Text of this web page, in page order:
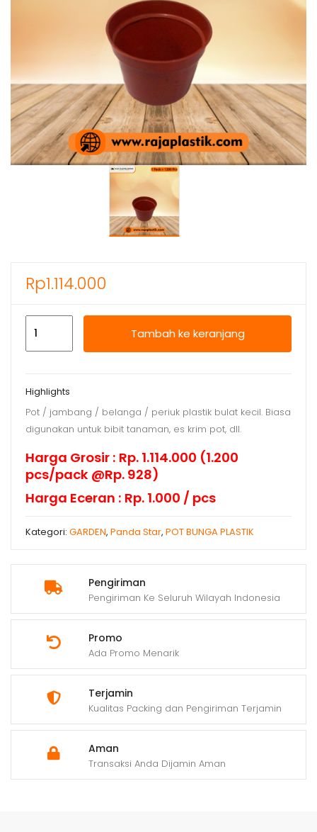
Pengiriman
Pengiriman Ke Seluruh Wilayah Indonesia
Promo
Ada Promo Menarik
Terjamin
Kualitas Packing dan Pengiriman Terjamin
Aman
Transaksi Anda Dijamin Aman
Rp1.114.000
No.
3
Merah
Bata
Tambah ke keranjang
Highlights
Pot / jambang / belanga / periuk plastik bulat kecil. Biasa
digunakan untuk bibit tanaman, es krim pot, dll.
Harga Grosir : Rp. 1.114.000 (1.200
pcs/pack @Rp. 928)
Harga Eceran : Rp. 1.000 / pcs
Kategori: GARDEN, Panda Star, POT BUNGA PLASTIK